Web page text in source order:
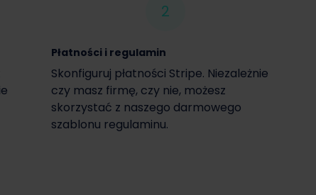
2
Płatności i regulamin
Skonfiguruj płatności Stripe. Niezależnie
czy masz firmę, czy nie, możesz
skorzystać z naszego darmowego
szablonu regulaminu.